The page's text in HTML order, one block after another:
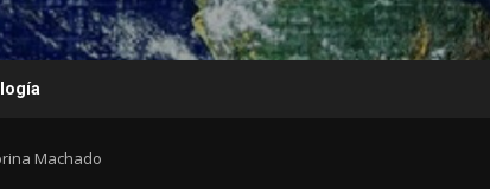
Machado